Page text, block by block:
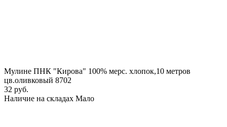
Мулине ПНК "Кирова" 100% мерс. хлопок,10 метров
цв.оливковый 8702
32 руб.
Наличие на складах Мало